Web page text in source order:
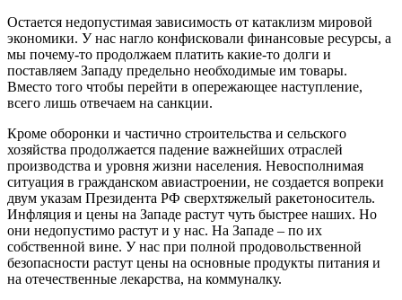
Остается недопустимая зависимость от катаклизм мировой
экономики. У нас нагло конфисковали финансовые ресурсы, а
мы почему-то продолжаем платить какие-то долги и
поставляем Западу предельно необходимые им товары.
Вместо того чтобы перейти в опережающее наступление,
всего лишь отвечаем на санкции.
Кроме оборонки и частично строительства и сельского
хозяйства продолжается падение важнейших отраслей
производства и уровня жизни населения. Невосполнимая
ситуация в гражданском авиастроении, не создается вопреки
двум указам Президента РФ сверхтяжелый ракетоноситель.
Инфляция и цены на Западе растут чуть быстрее наших. Но
они недопустимо растут и у нас. На Западе – по их
собственной вине. У нас при полной продовольственной
безопасности растут цены на основные продукты питания и
на отечественные лекарства, на коммуналку.